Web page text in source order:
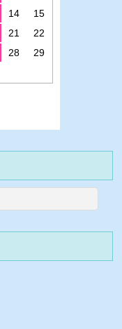
14
15
21
22
28
29